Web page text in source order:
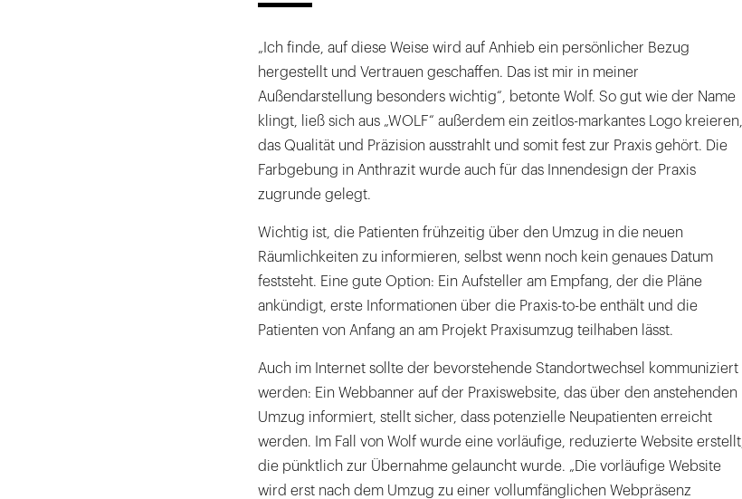
„Ich finde, auf diese Weise wird auf Anhieb ein persönlicher Bezug
hergestellt und Vertrauen geschaffen. Das ist mir in meiner
Außendarstellung besonders wichtig“, betonte Wolf. So gut wie der Name
klingt, ließ sich aus „WOLF“ außerdem ein zeitlos-markantes Logo kreieren,
das Qualität und Präzision ausstrahlt und somit fest zur Praxis gehört. Die
Farbgebung in Anthrazit wurde auch für das Innendesign der Praxis
zugrunde gelegt.
Wichtig ist, die Patienten frühzeitig über den Umzug in die neuen
Räumlichkeiten zu informieren, selbst wenn noch kein genaues Datum
feststeht. Eine gute Option: Ein Aufsteller am Empfang, der die Pläne
ankündigt, erste Informationen über die Praxis-to-be enthält und die
Patienten von Anfang an am Projekt Praxisumzug teilhaben lässt.
Auch im Internet sollte der bevorstehende Standortwechsel kommuniziert
werden: Ein Webbanner auf der Praxiswebsite, das über den anstehenden
Umzug informiert, stellt sicher, dass potenzielle Neupatienten erreicht
werden. Im Fall von Wolf wurde eine vorläufige, reduzierte Website erstellt,
die pünktlich zur Übernahme gelauncht wurde. „Die vorläufige Website
wird erst nach dem Umzug zu einer vollumfänglichen Webpräsenz